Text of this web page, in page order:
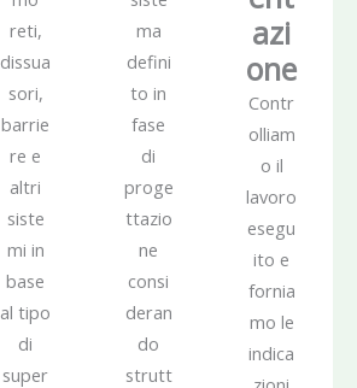
reti,
dissua
sori,
barrie
re e
altri
siste
mi in
base
al tipo
di
super
ma
defini
to in
fase
di
proge
ttazio
ne
consi
deran
do
strutt
azi
one
Contr
olliam
o il
lavoro
esegu
ito e
fornia
mo le
indica